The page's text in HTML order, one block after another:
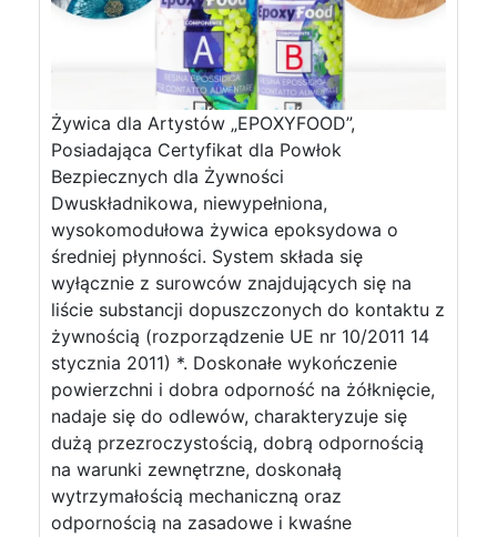
Żywica dla Artystów „EPOXYFOOD”,
Posiadająca Certyfikat dla Powłok
Bezpiecznych dla Żywności
Dwuskładnikowa, niewypełniona,
wysokomodułowa żywica epoksydowa o
średniej płynności. System składa się
wyłącznie z surowców znajdujących się na
liście substancji dopuszczonych do kontaktu z
żywnością (rozporządzenie UE nr 10/2011 14
stycznia 2011) *. Doskonałe wykończenie
powierzchni i dobra odporność na żółknięcie,
nadaje się do odlewów, charakteryzuje się
dużą przezroczystością, dobrą odpornością
na warunki zewnętrzne, doskonałą
wytrzymałością mechaniczną oraz
odpornością na zasadowe i kwaśne